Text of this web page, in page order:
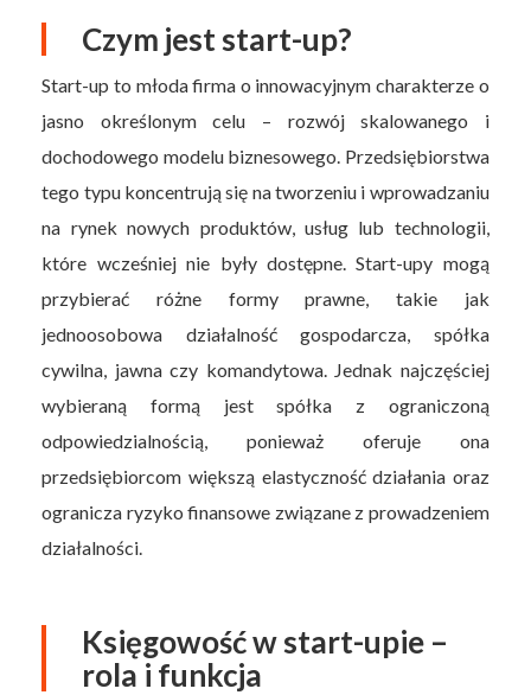
Czym jest start-up?
Start-up to młoda firma o innowacyjnym charakterze o
jasno określonym celu – rozwój skalowanego i
dochodowego modelu biznesowego. Przedsiębiorstwa
tego typu koncentrują się na tworzeniu i wprowadzaniu
na rynek nowych produktów, usług lub technologii,
które wcześniej nie były dostępne. Start-upy mogą
przybierać różne formy prawne, takie jak
jednoosobowa działalność gospodarcza, spółka
cywilna, jawna czy komandytowa. Jednak najczęściej
wybieraną formą jest spółka z ograniczoną
odpowiedzialnością, ponieważ oferuje ona
przedsiębiorcom większą elastyczność działania oraz
ogranicza ryzyko finansowe związane z prowadzeniem
działalności.
Księgowość w start-upie –
rola i funkcja